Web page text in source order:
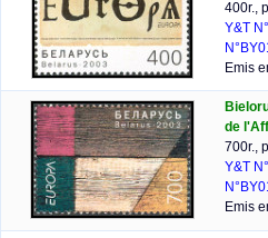
400r.,
Y&T
Emis
de
700r.,
Y&T
Emis